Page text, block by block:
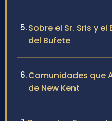
Sobre el Sr. Sris y
del Bufete
Comunidades que
de New Kent